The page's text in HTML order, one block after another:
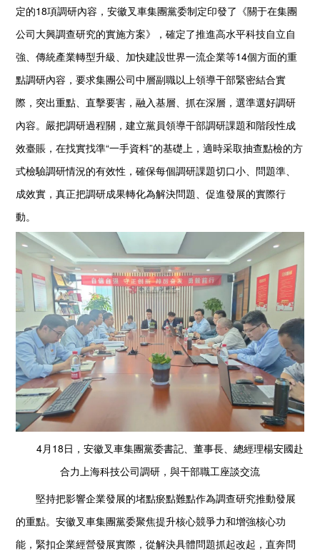
定的18項調研內容，安徽叉車集團黨委制定印發了《關于在集團
公司大興調查研究的實施方案》，確定了推進高水平科技自立自
強、傳統產業轉型升級、加快建設世界一流企業等14個方面的重
點調研內容，要求集團公司中層副職以上領導干部緊密結合實
際，突出重點、直擊要害，融入基層、抓在深層，選準選好調研
內容。嚴把調研過程關，建立黨員領導干部調研課題和階段性成
效臺賬，在找實找準“一手資料”的基礎上，適時采取抽查點檢的方
式檢驗調研情況的有效性，確保每個調研課題切口小、問題準、
成效實，真正把調研成果轉化為解決問題、促進發展的實際行
動。
4月18日，安徽叉車集團黨委書記、董事長、總經理楊安國赴
合力上海科技公司調研，與干部職工座談交流
堅持把影響企業發展的堵點瘀點難點作為調查研究推動發展
的重點。安徽叉車集團黨委聚焦提升核心競爭力和增強核心功
能，緊扣企業經營發展實際，從解決具體問題抓起改起，直奔問